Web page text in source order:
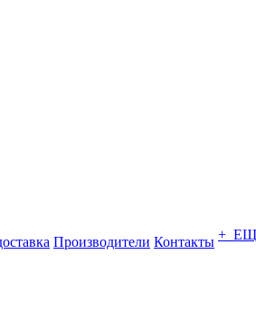
Производители Контакты +